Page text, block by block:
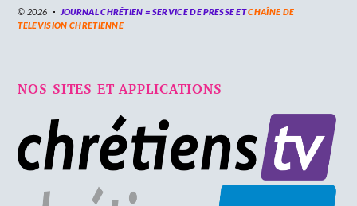
© 2026 JOURNAL CHRÉTIEN = SERVICE DE PRESSE ETCHAÎNE DE
TELEVISION CHRETIENNE
NOS SITES ET APPLICATIONS